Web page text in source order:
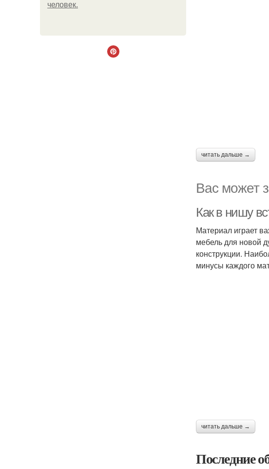
человек.
читать дальше →
Вас может
Как в нишу
Материал играет
мебель для новой
конструкции.
минусы каждого
читать дальше →
Последние